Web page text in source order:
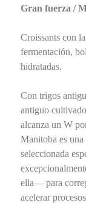
Gran fuerza /
Croissants con
fermentación,
hidratadas.
Con trigos
antiguo
alcanza un W
Manitoba es
seleccionada
ella— para
acelerar